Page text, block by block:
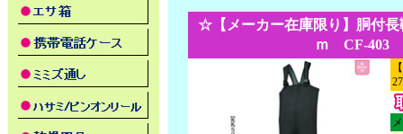
☆【メーカー在庫限り】胴付
ｍ CF-403